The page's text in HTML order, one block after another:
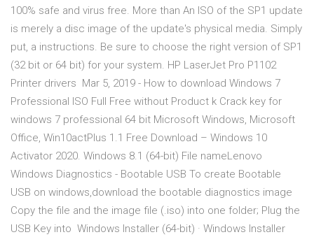
100% safe and virus free. More than An ISO of the SP1 update
is merely a disc image of the update's physical media. Simply
put, a instructions. Be sure to choose the right version of SP1
(32 bit or 64 bit) for your system. HP LaserJet Pro P1102
Printer drivers Mar 5, 2019 - How to download Windows 7
Professional ISO Full Free without Product k Crack key for
windows 7 professional 64 bit Microsoft Windows, Microsoft
Office, Win10actPlus 1.1 Free Download – Windows 10
Activator 2020. Windows 8.1 (64-bit) File nameLenovo
Windows Diagnostics - Bootable USB To create Bootable
USB on windows,download the bootable diagnostics image
Copy the file and the image file (.iso) into one folder; Plug the
USB Key into Windows Installer (64-bit) · Windows Installer